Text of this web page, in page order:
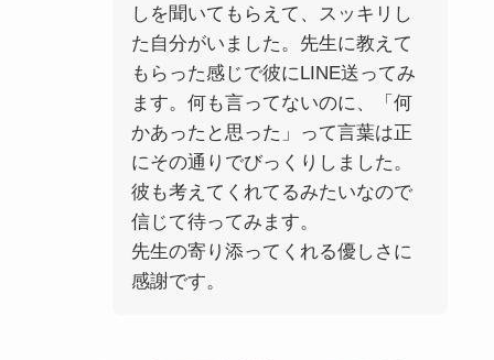
しを聞いてもらえて、スッキリし
た自分がいました。先生に教えて
もらった感じで彼にLINE送ってみ
ます。何も言ってないのに、「何
かあったと思った」って言葉は正
にその通りでびっくりしました。
彼も考えてくれてるみたいなので
信じて待ってみます。
先生の寄り添ってくれる優しさに
感謝です。